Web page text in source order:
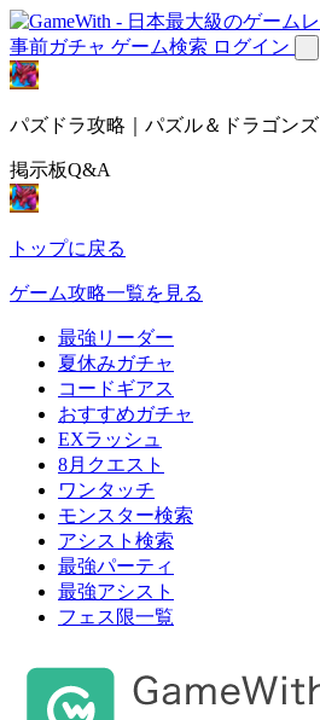
事前ガチャ ゲーム検索 ログイン
パズドラ攻略｜パズル＆ドラゴンズ
掲示板Q&A
トップに戻る
ゲーム攻略一覧を見る
最強リーダー
夏休みガチャ
コードギアス
おすすめガチャ
EXラッシュ
8月クエスト
ワンタッチ
モンスター検索
アシスト検索
最強パーティ
最強アシスト
フェス限一覧